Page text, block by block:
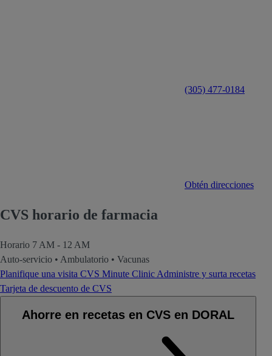
(305) 477-0184
Obtén direcciones
CVS horario de farmacia
Horario 7 AM - 12 AM
Auto-servicio • Ambulatorio • Vacunas
Planifique una visita CVS Minute Clinic Administre y surta recetas
Tarjeta de descuento de CVS
Ahorre en recetas en CVS en DORAL